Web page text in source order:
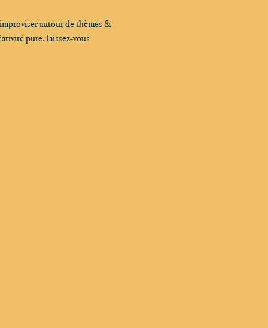
autour de thèmes &
pure, laissez-vous